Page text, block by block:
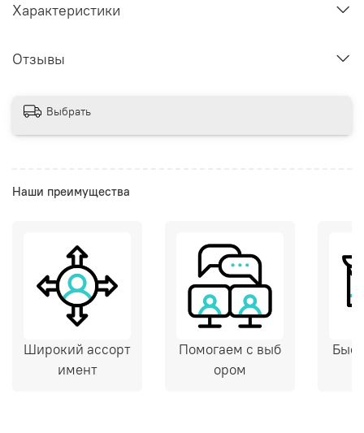
Характеристики
Отзывы
Выбрать
Наши преимущества
Широкий ассорт
имент
Помогаем с выб
ором